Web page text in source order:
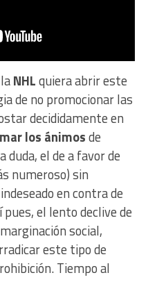
NHLquiera abrir este
de no promocionar las
decididamente en
los ánimosde
el de a favor de
numeroso) sin
en contra de
el lento declive de
social,
este tipo de
Tiempo al